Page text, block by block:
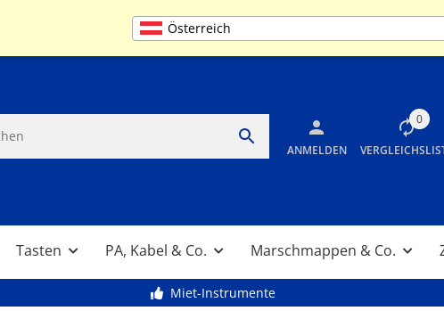
Österreich
MO-FR 9:00 bis 13:00 und 14:00 bis 17:30 Uhr SA
ANMELDEN
0
Tasten PA, Kabel & Co. Marschmappen & Co.
Miet-Instrumente